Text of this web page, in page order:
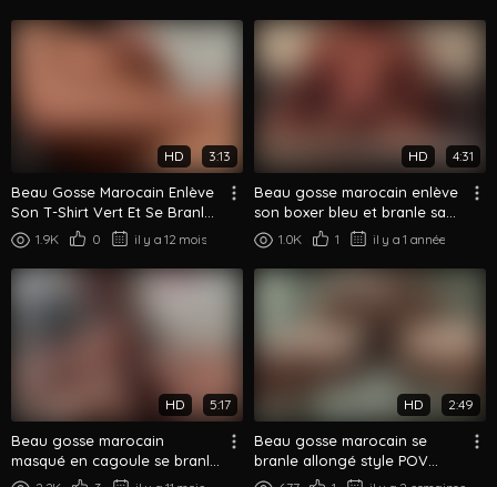
HD 3:13
Beau Gosse Marocain Enlève
Son T-Shirt Vert Et Se Branle
La Grosse Bite Face Caméra
1.9K 0 il y a 12 mois
HD 4:31
Beau gosse marocain enlève
son boxer bleu et branle sa
grosse queue sur le canapé
1.0K 1 il y a 1 année
HD 5:17
Beau gosse marocain
masqué en cagoule se branle
sa grosse bite au lit
HD 2:49
Beau gosse marocain se
branle allongé style POV
grosse bite